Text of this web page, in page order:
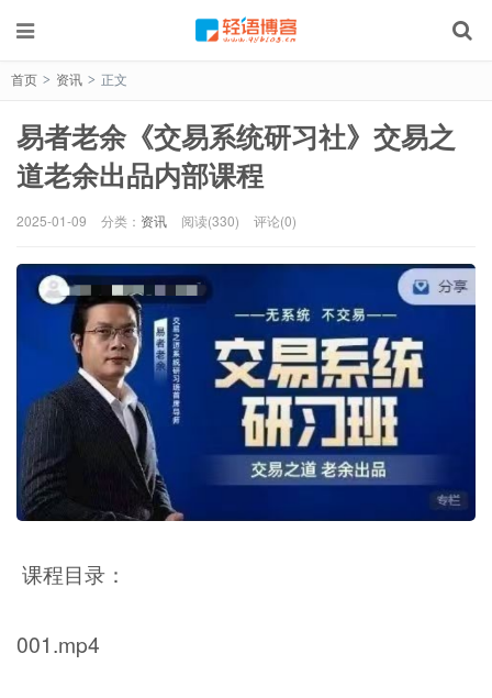
首页 > 资讯 > 正文
易者老余《交易系统研习社》交易之
道老余出品内部课程
2025-01-09 分类： 资讯 阅读(330) 评论(0)
课程目录：
001.mp4